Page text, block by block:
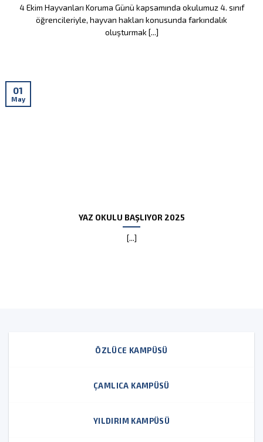
4 Ekim Hayvanları Koruma Günü kapsamında okulumuz 4. sınıf
öğrencileriyle, hayvan hakları konusunda farkındalık
oluşturmak [...]
YAZ OKULU BAŞLIYOR 2025
[...]
01
May
ÖZLÜCE KAMPÜSÜ
ÇAMLICA KAMPÜSÜ
YILDIRIM KAMPÜSÜ